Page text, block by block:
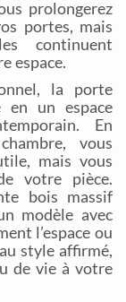
prolongerez
portes, mais
continuent
espace.
la porte
en un espace
En
vous
mais vous
votre pièce.
bois massif
modèle avec
l’espace ou
style affirmé,
de vie à votre